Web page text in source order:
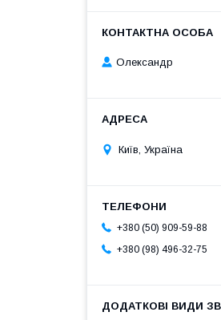
Олександр
Київ, Україна
+380 (50) 909-59-88
+380 (98) 496-32-75